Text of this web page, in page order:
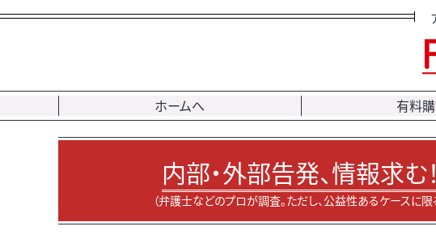
ホームへ 有料
内部・外部告発、情報求む！
（弁護士などのプロが調査。ただし、公益性あるケースに限